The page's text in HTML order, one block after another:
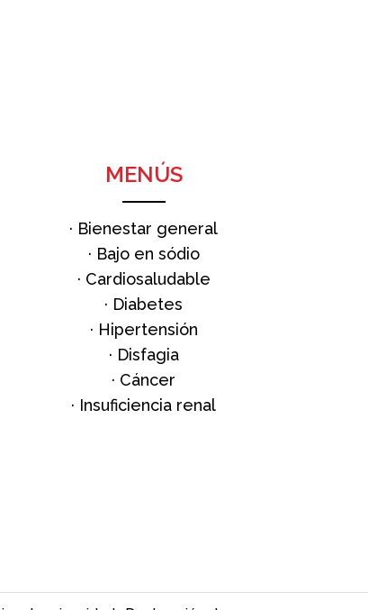
MENÚS
· Bienestar general
· Bajo en sódio
· Cardiosaludable
· Diabetes
· Hipertensión
· Disfagia
· Cáncer
· Insuficiencia renal